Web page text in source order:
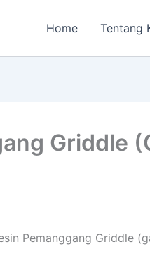
Home Tentang
Griddle
Pemanggang Griddle